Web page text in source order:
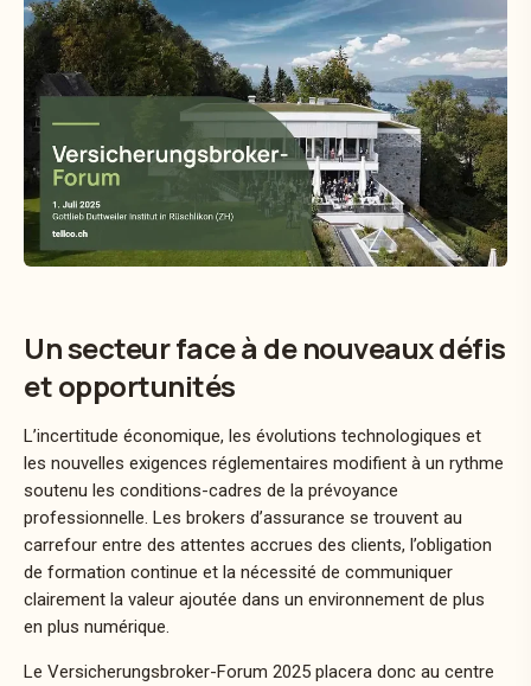
Un secteur face à de nouveaux défis
et opportunités
L’incertitude économique, les évolutions technologiques et
les nouvelles exigences réglementaires modifient à un rythme
soutenu les conditions-cadres de la prévoyance
professionnelle. Les brokers d’assurance se trouvent au
carrefour entre des attentes accrues des clients, l’obligation
de formation continue et la nécessité de communiquer
clairement la valeur ajoutée dans un environnement de plus
en plus numérique.
Le Versicherungsbroker-Forum 2025 placera donc au centre